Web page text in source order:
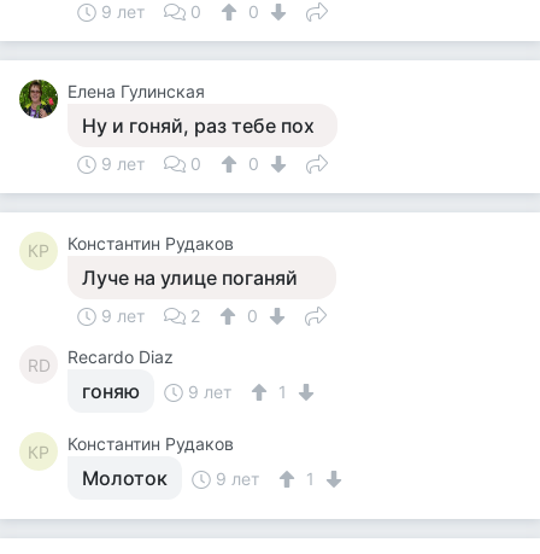
9 лет 0 0
Елена Гулинская
Ну и гоняй, раз тебе пох
9 лет 0 0
КР Константин Рудаков
Луче на улице поганяй
9 лет 2 0
RD Recardo Diaz
гоняю 9 лет 1
КР Константин Рудаков
Молоток 9 лет 1